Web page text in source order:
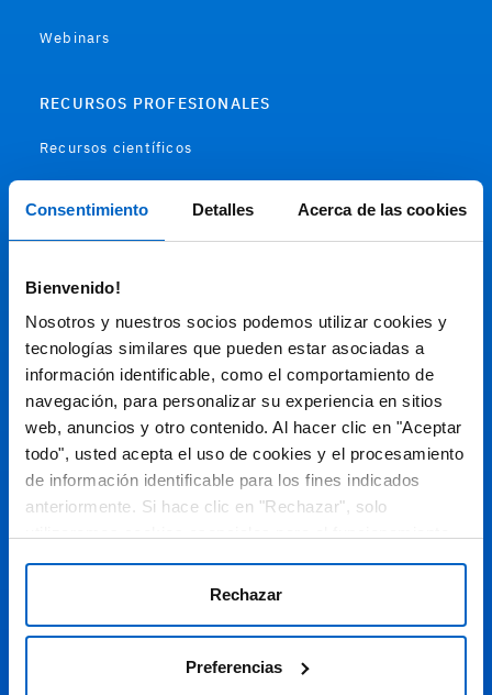
Consentimiento Detalles Acerca de las cookies
Bienvenido!
Nosotros y nuestros socios podemos utilizar cookies y
tecnologías similares que pueden estar asociadas a
información identificable, como el comportamiento de
navegación, para personalizar su experiencia en sitios
web, anuncios y otro contenido. Al hacer clic en "Aceptar
todo", usted acepta el uso de cookies y el procesamiento
de información identificable para los fines indicados
anteriormente. Si hace clic en "Rechazar", solo
del sitio web y no para optimizarlo ni personalizarlo. En
cualquier momento, puede ver, cambiar o retirar su
Cookies" en el pie de página de cada página.
Preferencias
Rechazar
Webinars
RECURSOS PROFESIONALES
Recursos científicos
Audiovisual
Espacio de Información Médica
POLÍTICA DE PRIVACIDAD
Este sitio web está orientado a profesionales sanitarios de
España.
SC-ES-CP-00099, SC-ES-CP-00101, SC-ES-AMG145-00103, SC-
ES-CP-00064, SC-ES-CP-00007, SC-ES-CP-00100, SC-ES-
AMG145-00544
Fecha de actualización AGOSTO 2026